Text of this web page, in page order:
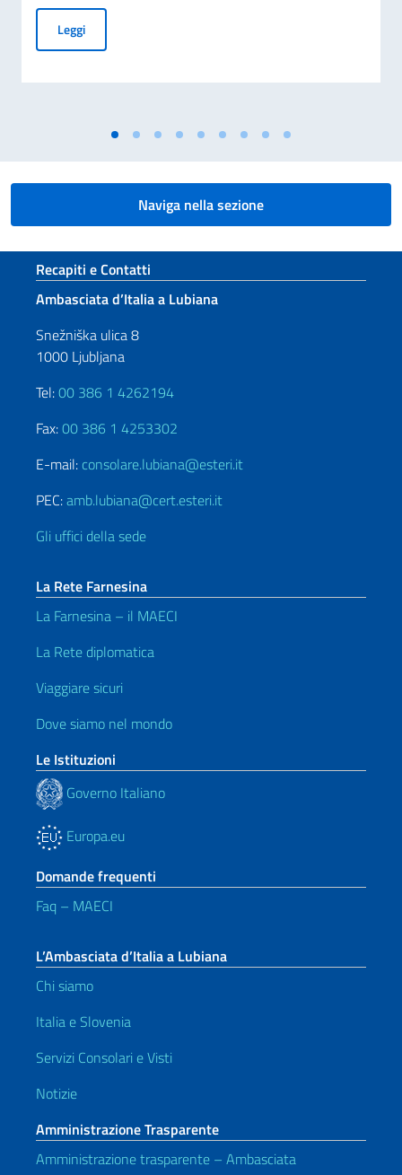
LeggiPrecauzioni da adottare in caso di passeggiate nella natura
Naviga nella sezione
Sezione footer
Recapiti e Contatti
Ambasciata d’Italia a Lubiana
Snežniška ulica 8
1000 Ljubljana
Tel:00 386 1 4262194
Fax:00 386 1 4253302
E-mail: consolare.lubiana@esteri.it
PEC:amb.lubiana@cert.esteri.it
Gli uffici della sede
La Rete Farnesina
La Farnesina – il MAECI
La Rete diplomatica
Viaggiare sicuri
Dove siamo nel mondo
Le Istituzioni
Governo Italiano
Europa.eu
Domande frequenti
Faq – MAECI
L’Ambasciata d’Italia a Lubiana
Chi siamo
Italia e Slovenia
Servizi Consolari e Visti
Notizie
Amministrazione Trasparente
Amministrazione trasparente – Ambasciata